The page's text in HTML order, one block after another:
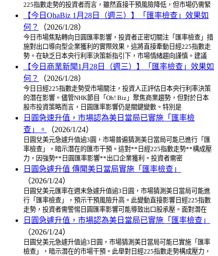
225指數走勢的投資者而言，雖然直接干預風險降低，但市場仍需緊
【今日OhaBiz 1月28日（週三）】「匯率檢查」效果如
何？
（2026/1/28）
今日市場焦點轉向日圓匯率影響，投資者正密切關注「匯率檢查」措
施對出口導向型企業獲利的實際效果，這將直接牽動日經225指數走
勢。在缺乏日本央行利率決策新指引下，市場情緒趨向謹慎。建議
【今日商業新聞1月28日（週三）】「匯率檢查」效果如
何？
（2026/1/28）
今日日經225指數走勢受市場關注，投資人正評估日本央行利率決策
的潛在影響。儘管NHK節目「Oh! Biz」聚焦商業趨勢，但對於日本
股市投資策略而言，日圓匯率影響仍是關鍵變數。特別是
日圓急速升值，市場認為美日當局已實施「匯率檢
查」。
（2026/1/24）
日圓兌美元急遽升值逾3圓，市場普遍猜測美日當局可能已進行「匯
率檢查」，暗示潛在的匯市干預。這對**日經225指數走勢**構成壓
力，因強勢**日圓匯率影響**出口企業獲利。投資者需密
日圓急遽升值 傳聞美日當局實施「匯率檢查」
（2026/1/24）
日圓兌美元匯率在週末急遽升值逾3日圓，市場猜測美日當局可能進
行「匯率檢查」，預示干預風險升高。此變動直接影響日經225指數
走勢，投資者需警惕日圓匯率影響可能導致出口股承壓。面對潛在
日圓急遽升值，市場認為美日當局已實施「匯率檢查」
（2026/1/24）
日圓兌美元急遽升值逾3日圓，市場猜測美日當局可能已實施「匯率
檢查」，暗示潛在的市場干預。此舉對日經225指數走勢構成壓力，